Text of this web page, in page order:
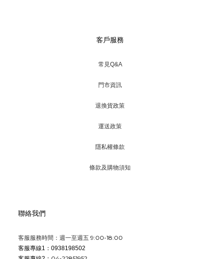
客戶服務
常見Q&A
門市資訊
退換貨政策
運送政策
隱私權條款
條款及購物須知
聯絡我們
客服服務時間：週一至週五 9:00-18:00
客服專線1：0938198502